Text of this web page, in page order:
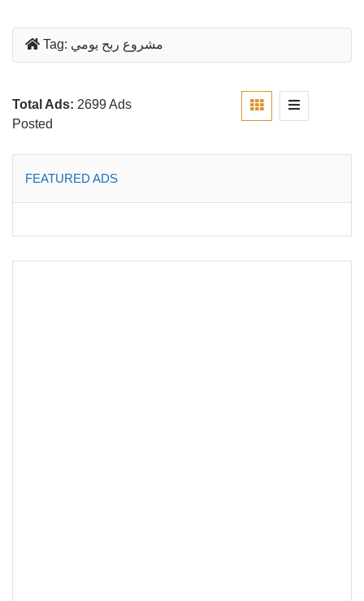
Tag: مشروع ربح يومي
Total Ads: 2699 Ads
Posted
FEATURED ADS